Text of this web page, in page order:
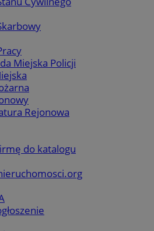
Miejska Policji
Rejonowa
do katalogu